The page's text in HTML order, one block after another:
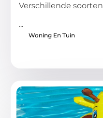
Verschillende
...
Woning En Tuin